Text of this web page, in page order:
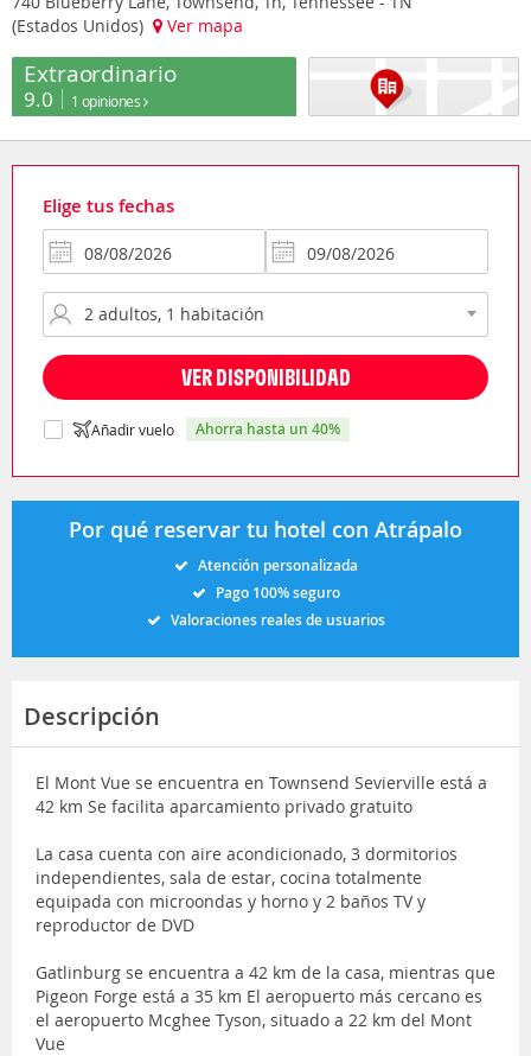
(Estados Unidos)
Ver mapa
Extraordinario
9.0 1 opiniones
Elige tus fechas
VER DISPONIBILIDAD
Añadir vuelo ahorra hasta un 40%
Por qué reservar tu hotel con Atrápalo
Atención personalizada
Pago 100% seguro
Valoraciones reales de usuarios
Descripción
El Mont Vue se encuentra en Townsend Sevierville está a
42 km Se facilita aparcamiento privado gratuito
La casa cuenta con aire acondicionado, 3 dormitorios
independientes, sala de estar, cocina totalmente
equipada con microondas y horno y 2 baños TV y
reproductor de DVD
Gatlinburg se encuentra a 42 km de la casa, mientras que
Pigeon Forge está a 35 km El aeropuerto más cercano es
el aeropuerto Mcghee Tyson, situado a 22 km del Mont
Vue